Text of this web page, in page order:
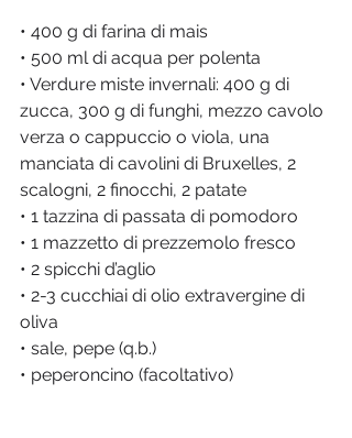
• 400 g di farina di mais
• 500 ml di acqua per polenta
• Verdure miste invernali: 400 g di
zucca, 300 g di funghi, mezzo cavolo
verza o cappuccio o viola, una
manciata di cavolini di Bruxelles, 2
scalogni, 2 finocchi, 2 patate
• 1 tazzina di passata di pomodoro
• 1 mazzetto di prezzemolo fresco
• 2 spicchi d’aglio
• 2-3 cucchiai di olio extravergine di
oliva
• sale, pepe (q.b.)
• peperoncino (facoltativo)